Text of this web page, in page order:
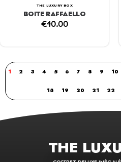
THE LUXURY BOX
BOITE RAFFAELLO
€40.00
1 2 3 4 5 6 7 8 9 10
18 19 20 21 22
THE